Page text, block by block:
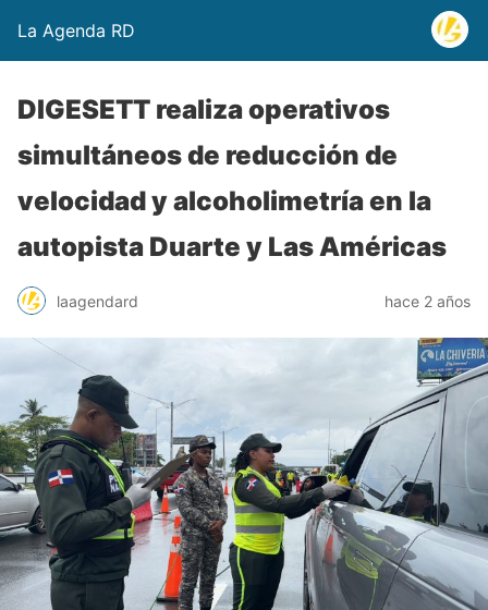
La Agenda RD
DIGESETT realiza operativos
simultáneos de reducción de
velocidad y alcoholimetría en la
autopista Duarte y Las Américas
laagendard hace 2 años